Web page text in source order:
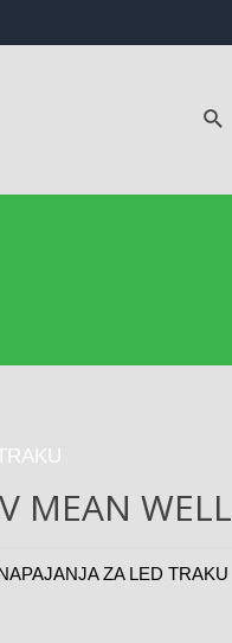
MEAN WELL
ZA LED TRAKU